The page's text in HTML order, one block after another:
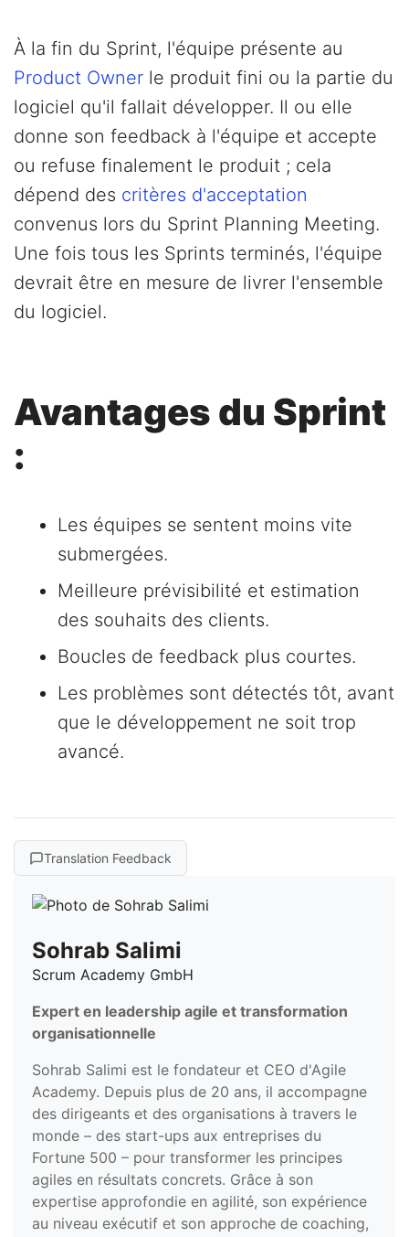
À la fin du Sprint, l'équipe présente au
Product Owner le produit fini ou la partie du
logiciel qu'il fallait développer. Il ou elle
donne son feedback à l'équipe et accepte
ou refuse finalement le produit ; cela
dépend des critères d'acceptation
convenus lors du Sprint Planning Meeting.
Une fois tous les Sprints terminés, l'équipe
devrait être en mesure de livrer l'ensemble
du logiciel.
Avantages du Sprint
:
Les équipes se sentent moins vite
submergées.
Meilleure prévisibilité et estimation
des souhaits des clients.
Boucles de feedback plus courtes.
Les problèmes sont détectés tôt, avant
que le développement ne soit trop
avancé.
Translation Feedback
Sohrab Salimi
Scrum Academy GmbH
Expert en leadership agile et transformation
organisationnelle
Sohrab Salimi est le fondateur et CEO d'Agile
Academy. Depuis plus de 20 ans, il accompagne
des dirigeants et des organisations à travers le
monde – des start-ups aux entreprises du
Fortune 500 – pour transformer les principes
agiles en résultats concrets. Grâce à son
expertise approfondie en agilité, son expérience
au niveau exécutif et son approche de coaching,